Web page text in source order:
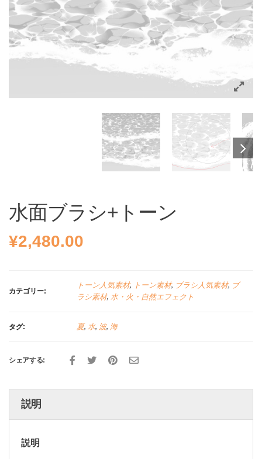
水面ブラシ+トーン
¥2,480.00
カテゴリー:
トーン人気素材, トーン素材, ブラシ人気素材, ブ
ラシ素材, 水・火・自然エフェクト
タグ: 夏, 水, 波, 海
シェアする:
説明
説明